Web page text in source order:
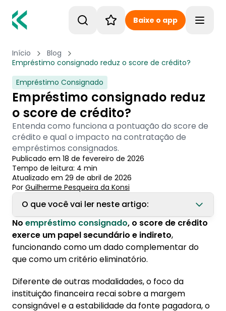
Baixe o app
Início
Blog
Empréstimo consignado reduz o score de crédito?
Empréstimo Consignado
Empréstimo consignado reduz
o score de crédito?
Entenda como funciona a pontuação do score de
crédito e qual o impacto na contratação de
empréstimos consignados.
Publicado em 18 de fevereiro de 2026
Tempo de leitura: 4 min
Atualizado em 29 de abril de 2026
Por Guilherme Pesqueira da Konsi
O que você vai ler neste artigo:
1. O que é score de crédito?
1.1. Score de crédito: pontuação
de crédito?
3. Empréstimo consignado reduz o score de
No empréstimo consignado, o score de crédito
exerce um papel secundário e indireto,
funcionando como um dado complementar do
que como um critério eliminatório.
Diferente de outras modalidades, o foco da
instituição financeira recai sobre a margem
consignável e a estabilidade da fonte pagadora, o